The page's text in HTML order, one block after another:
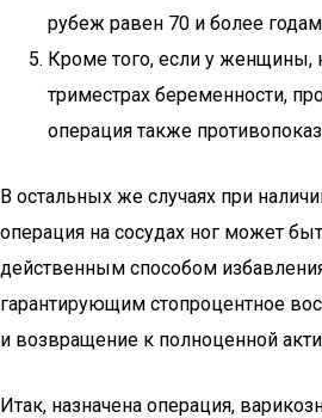
рубеж равен 70 и более
Кроме того, если у женщины,
триместрах беременности,
операция также
В остальных же случаях при
операция на сосудах ног может
действенным способом
гарантирующим стопроцентное
и возвращение к полноценной
Итак, назначена операция,